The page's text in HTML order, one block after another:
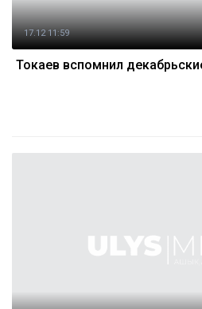
17.12 11:59
Токаев вспомнил